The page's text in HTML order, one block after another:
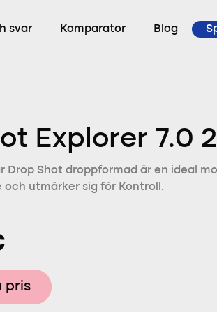
svar Komparator Blog
Explorer 7.0
Drop Shot droppformad är en ideal
och utmärker sig för Kontroll.
pris